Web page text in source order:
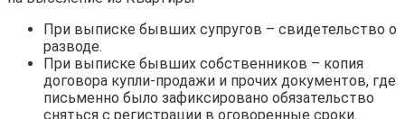
При выписке бывших супругов – свидетельство о
разводе.
При выписке бывших собственников – копия
договора купли-продажи и прочих документов, где
письменно было зафиксировано обязательство
сняться с регистрации в оговоренные сроки.